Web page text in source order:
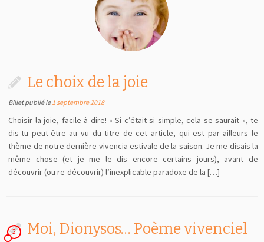
Le choix de la joie
Billet publié le1 septembre 2018
Choisir la joie, facile à dire! « Si c’était si simple, cela se saurait », te
dis-tu peut-être au vu du titre de cet article, qui est par ailleurs le
thème de notre dernière vivencia estivale de la saison. Je me disais la
même chose (et je me le dis encore certains jours), avant de
découvrir (ou re-découvrir) l’inexplicable paradoxe de la […]
Moi, Dionysos… Poème vivenciel
2